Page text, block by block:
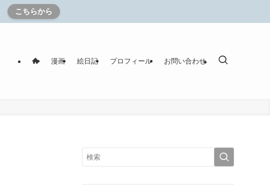
こちらから
漫画 絵日記 プロフィール お問い合わせ